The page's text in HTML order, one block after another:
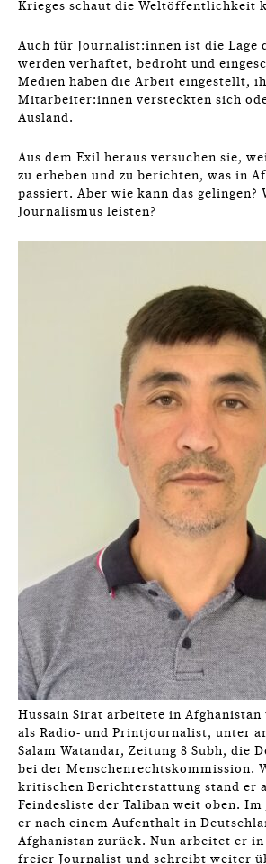
Krieges schaut die Weltöffentlichkeit
Auch für Journalist:innen ist die Lage
werden verhaftet, bedroht und
Medien haben die Arbeit eingestellt,
Mitarbeiter:innen versteckten sich
Ausland.
Aus dem Exil heraus versuchen sie,
zu erheben und zu berichten, was in
passiert. Aber wie kann das gelingen?
Journalismus leisten?
Hussain Sirat arbeitete in Afghanistan
als Radio- und Printjournalist, unter
Salam Watandar, Zeitung 8 Subh, die
bei der Menschenrechtskommission.
kritischen Berichterstattung stand er
Feindesliste der Taliban weit oben. Im
er nach einem Aufenthalt in
Afghanistan zurück. Nun arbeitet er
freier Journalist und schreibt weiter